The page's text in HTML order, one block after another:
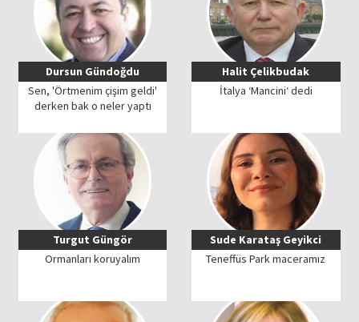
Dursun Gündoğdu
Sen, 'Örtmenim çişim geldi'
derken bak o neler yaptı
Halit Çelikbudak
İtalya ‘Mancini‘ dedi
Turgut Güngör
Ormanları koruyalım
Sude Karataş Geyikci
Teneffüs Park maceramız